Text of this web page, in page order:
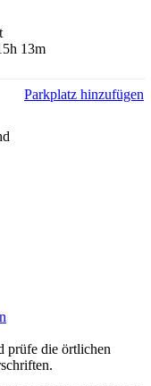
13m
Parkplatz hinzufügen
prüfe die örtlichen